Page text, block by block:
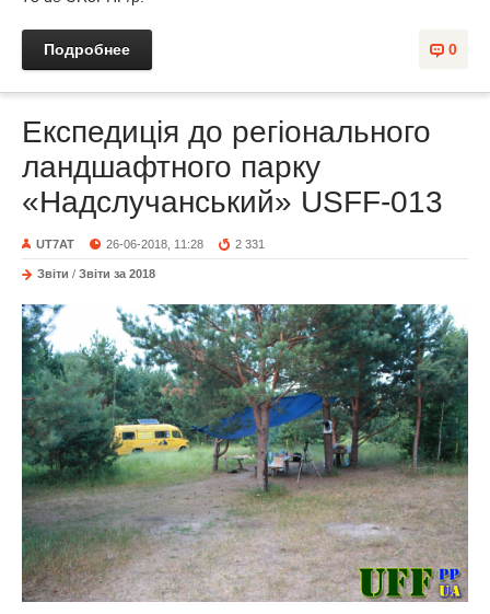
0
Подробнее
Експедиція до регіонального
ландшафтного парку
«Надслучанський» USFF-013
UT7AT 26-06-2018, 11:28 2 331
Звіти / Звіти за 2018